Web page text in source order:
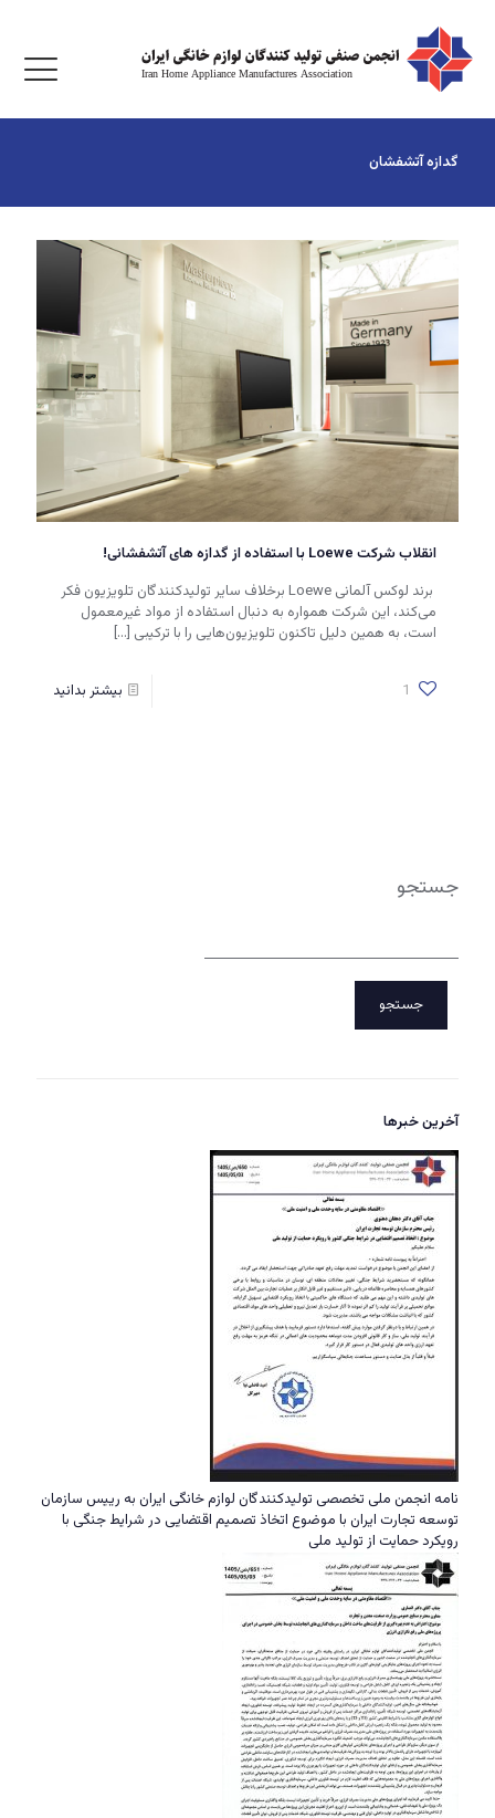
گدازه آتشفشان
انقلاب شرکت Loewe با استفاده از گدازه های آتشفشانی!
برند لوکس آلمانی Loewe برخلاف سایر تولیدکنندگان تلویزیون فکر
می‌کند، این شرکت همواره به دنبال استفاده از مواد غیرمعمول
است، به همین دلیل تاکنون تلویزیون‌هایی را با ترکیبی […]
1 بیشتر بدانید
جستجو
جستجو
آخرین خبرها
نامه انجمن ملی تخصصی تولیدکنندگان لوازم خانگی ایران به رییس سازمان
توسعه تجارت ایران با موضوع اتخاذ تصمیم اقتضایی در شرایط جنگی با
رویکرد حمایت از تولید ملی